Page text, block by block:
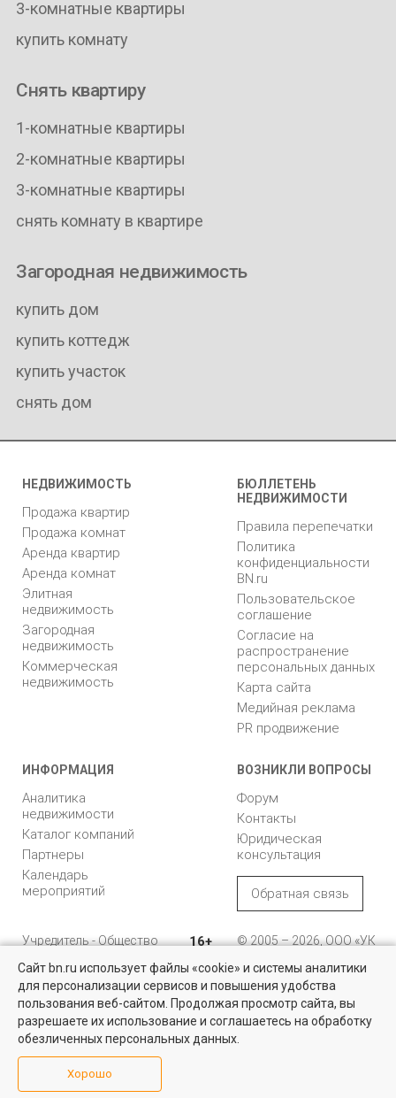
Недвижимость для бизнеса
Большой выбор актуальных объектов по выгодным ценам в
Санкт-Петербурге и области
Посмотреть объявления
3-комнатные квартиры
купить комнату
Снять квартиру
1-комнатные квартиры
2-комнатные квартиры
3-комнатные квартиры
снять комнату в квартире
Загородная недвижимость
купить дом
купить коттедж
купить участок
снять дом
НЕДВИЖИМОСТЬ
Продажа квартир
Продажа комнат
Аренда квартир
Аренда комнат
Элитная
недвижимость
Загородная
недвижимость
Коммерческая
недвижимость
БЮЛЛЕТЕНЬ
НЕДВИЖИМОСТИ
Правила перепечатки
Политика
конфиденциальности
BN.ru
Пользовательское
соглашение
Согласие на
распространение
персональных данных
Карта сайта
Медийная реклама
PR продвижение
ИНФОРМАЦИЯ
Аналитика
недвижимости
Каталог компаний
Партнеры
Календарь
мероприятий
ВОЗНИКЛИ ВОПРОСЫ
Форум
Контакты
Юридическая
консультация
Обратная связь
Учредитель - Общество
ответственностью
"Управляющая
компания "Бюллетень
недвижимости"
16+
© 2005 – 2026, ООО «УК
196105, Санкт-
Петербург, пр. Юрия
Гагарина, 1
8 (812) 331-93-56
reklama@bn.ru
Сайт bn.ru использует файлы «cookie» и системы аналитики
для персонализации сервисов и повышения удобства
пользования веб-сайтом. Продолжая просмотр сайта, вы
разрешаете их использование и соглашаетесь на обработку
обезличенных персональных данных.
Хорошо